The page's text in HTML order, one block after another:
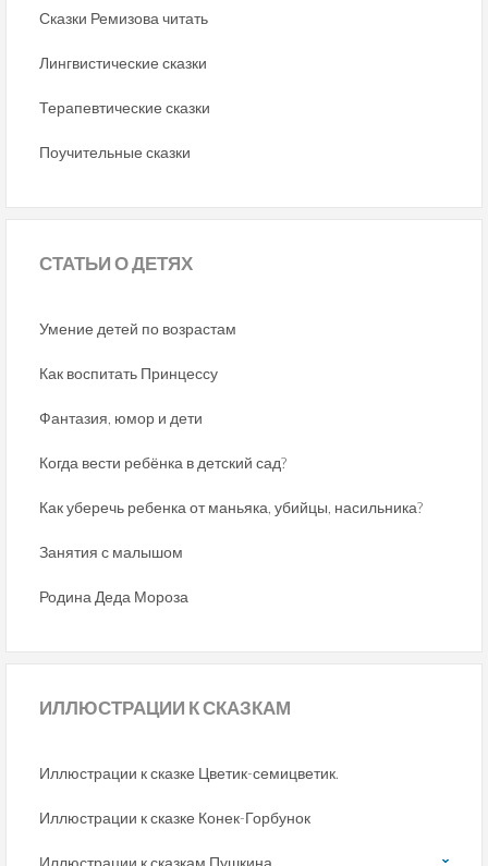
Сказки Ремизова читать
Лингвистические сказки
Терапевтические сказки
Поучительные сказки
СТАТЬИО ДЕТЯХ
Умение детей по возрастам
Как воспитать Принцессу
Фантазия, юмор и дети
Когда вести ребёнка в детский сад?
Как уберечь ребенка от маньяка, убийцы, насильника?
Занятия с малышом
Родина Деда Мороза
ИЛЛЮСТРАЦИИ К СКАЗКАМ
Иллюстрации к сказке Цветик-семицветик.
Иллюстрации к сказке Конек-Горбунок